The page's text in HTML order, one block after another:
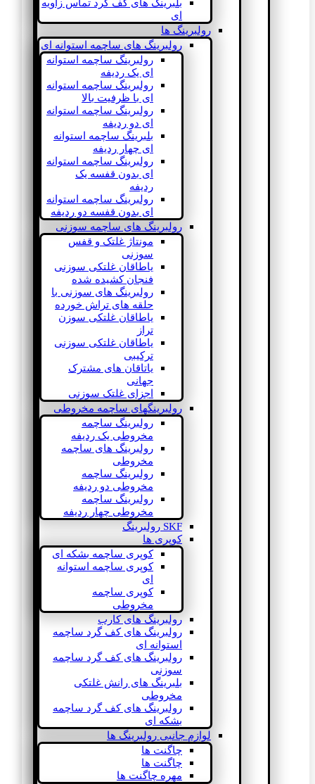
بلبرینگ های کف گرد تماس زاویه
ای
رولبرینگ ها
رولبرینگ های ساچمه استوانه ای
رولبرینگ ساچمه استوانه
ای یک ردیفه
رولبرینگ ساچمه استوانه
ای با ظرفیت بالا
رولبرینگ ساچمه استوانه
ای دو ردیفه
بلبرینگ ساچمه استوانه
ای چهار ردیفه
رولبرینگ ساچمه استوانه
ای بدون قفسه یک
ردیفه
رولبرینگ ساچمه استوانه
ای بدون قفسه دو ردیفه
رولبرینگ های ساچمه سوزنی
مونتاژ غلتک و قفس
سوزنی
یاطاقان غلتکی سوزنی
فنجان کشیده شده
رولبرینگ های سوزنی با
حلقه های تراش خورده
یاطاقان غلتکی سوزن
تراز
یاطاقان غلتکی سوزنی
ترکیبی
یاتاقان های مشترک
جهانی
اجزای غلتک سوزنی
رولبرینگهای ساچمه مخروطی
رولبرینگ ساچمه
مخروطی یک ردیفه
رولبرینگ های ساچمه
مخروطی
رولبرینگ ساچمه
مخروطی دو ردیفه
رولبرینگ ساچمه
مخروطی چهار ردیفه
SKF رولبرینگ
کوپری ها
کوپری ساچمه بشکه ای
کوپری ساچمه استوانه
ای
کوپری ساچمه
مخروطی
رولبرینگ های کارب
رولبرینگ های کف گرد ساچمه
استوانه ای
رولبرینگ های کف گرد ساچمه
سوزنی
بلبرینگ های رانش غلتکی
مخروطی
رولبرینگ های کف گرد ساچمه
بشکه ای
لوازم جانبی رولبرینگ ها
چاگنت ها
چاگنت ها
مهره چاگنت ها